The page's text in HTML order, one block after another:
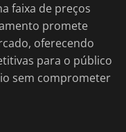
faixa de preços
promete
oferecendo
para o público
sem comprometer